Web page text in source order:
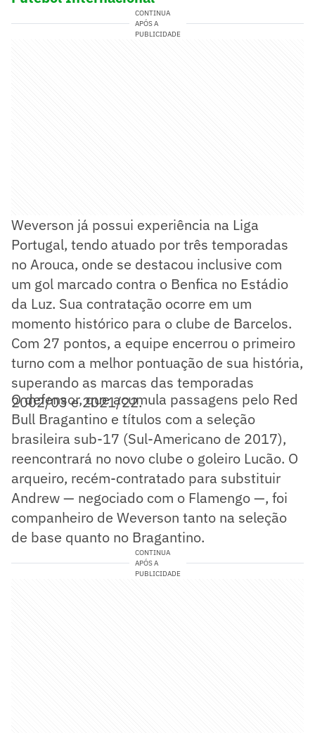
CONTINUA
APÓS A
PUBLICIDADE
Weverson já possui experiência na Liga
Portugal, tendo atuado por três temporadas
no Arouca, onde se destacou inclusive com
um gol marcado contra o Benfica no Estádio
da Luz. Sua contratação ocorre em um
momento histórico para o clube de Barcelos.
Com 27 pontos, a equipe encerrou o primeiro
turno com a melhor pontuação de sua história,
superando as marcas das temporadas
2002/03 e 2021/22.
O defensor, que acumula passagens pelo Red
Bull Bragantino e títulos com a seleção
brasileira sub-17 (Sul-Americano de 2017),
reencontrará no novo clube o goleiro Lucão. O
arqueiro, recém-contratado para substituir
Andrew — negociado com o Flamengo —, foi
companheiro de Weverson tanto na seleção
de base quanto no Bragantino.
CONTINUA
APÓS A
PUBLICIDADE